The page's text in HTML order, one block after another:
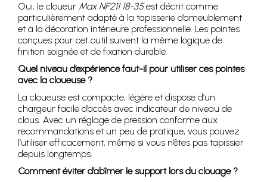
Oui, le cloueur Max NF211 18-35est décrit comme
particulièrement adapté à la tapisserie d’ameublement
et à la décoration intérieure professionnelle. Les pointes
conçues pour cet outil suivent la même logique de
finition soignée et de fixation durable.
Quel niveau d’expérience faut-il pour utiliser ces pointes
avec la cloueuse ?
La cloueuse est compacte, légère et dispose d’un
chargeur facile d’accès avec indicateur de niveau de
clous. Avec un réglage de pression conforme aux
recommandations et un peu de pratique, vous pouvez
l’utiliser efficacement, même si vous n’êtes pas tapissier
depuis longtemps.
Comment éviter d’abîmer le support lors du clouage ?